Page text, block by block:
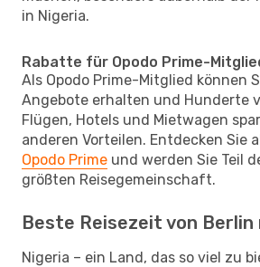
in Nigeria.
Rabatte für Opodo Prime-
Als Opodo Prime-Mitglied können
Angebote erhalten und Hunderte
Flügen, Hotels und Mietwagen
anderen Vorteilen. Entdecken Sie
Opodo Prime und werden Sie Teil
größten Reisegemeinschaft.
Beste Reisezeit von Berlin
Nigeria – ein Land, das so viel zu